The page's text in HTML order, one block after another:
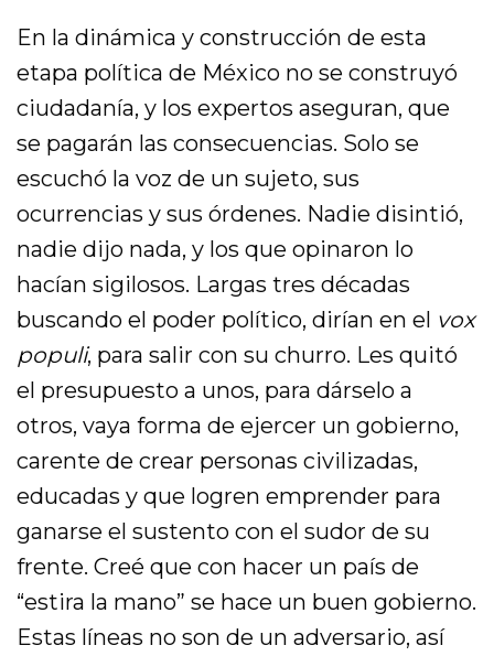
En la dinámica y construcción de esta
etapa política de México no se construyó
ciudadanía, y los expertos aseguran, que
se pagarán las consecuencias. Solo se
escuchó la voz de un sujeto, sus
ocurrencias y sus órdenes. Nadie disintió,
nadie dijo nada, y los que opinaron lo
hacían sigilosos. Largas tres décadas
buscando el poder político, dirían en el vox
populi, para salir con su churro. Les quitó
el presupuesto a unos, para dárselo a
otros, vaya forma de ejercer un gobierno,
carente de crear personas civilizadas,
educadas y que logren emprender para
ganarse el sustento con el sudor de su
frente. Creé que con hacer un país de
“estira la mano” se hace un buen gobierno.
Estas líneas no son de un adversario, así